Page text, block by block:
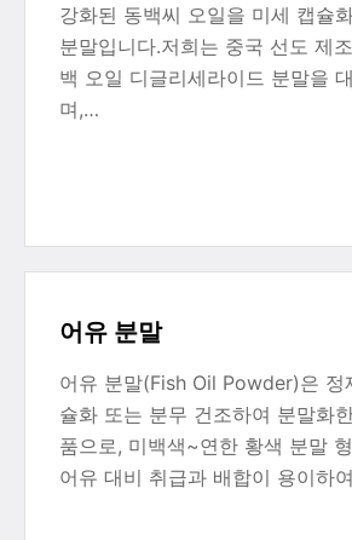
강화된 동백씨 오일을 미세 캡슐
분말입니다.저희는 중국 선도 제
백 오일 디글리세라이드 분말을
며,…
어유 분말
어유 분말(Fish Oil Powder)은 정
슐화 또는 분무 건조하여 분말화
품으로, 미백색~연한 황색 분말
어유 대비 취급과 배합이 용이하